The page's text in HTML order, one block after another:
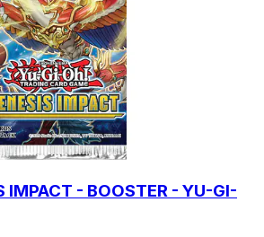
IMPACT - BOOSTER - YU-GI-